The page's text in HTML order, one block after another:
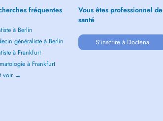
fréquentes
à Berlin
généraliste à Berlin
à Frankfurt
à Frankfurt
voir →
Vous êtes professionnel de
santé
S'inscrire à Doctena